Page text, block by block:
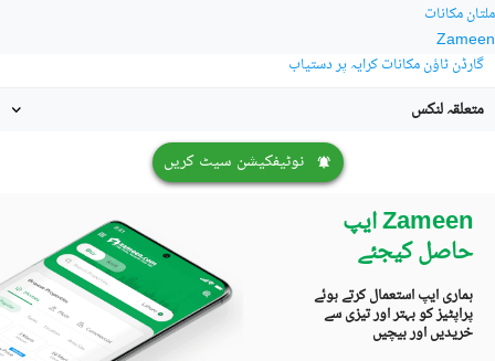
Zameen
ملتان مکانات
گارڈن ٹاؤن مکانات کرایہ پر دستیاب
متعلقہ لنکس
نوٹیفکیشن سیٹ کریں
Zameen ایپ
حاصل کیجئے
ہماری ایپ استعمال کرتے ہوئے
پراپٹیز کو بہتر اور تیزی سے
خریدیں اور بیچیں